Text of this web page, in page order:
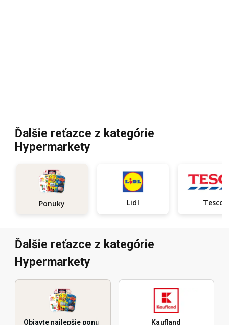
Ďalšie reťazce z kategórie
Hypermarkety
Ponuky Lidl Tesco
Ďalšie reťazce z kategórie
Hypermarkety
Objavte najlepšie ponuky Kaufland